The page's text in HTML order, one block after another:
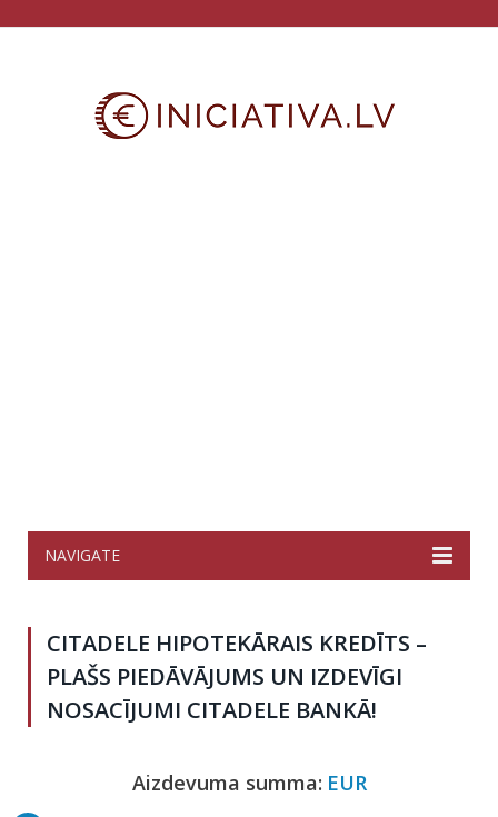
NAVIGATE
CITADELE HIPOTEKĀRAIS KREDĪTS –
PLAŠS PIEDĀVĀJUMS UN IZDEVĪGI
NOSACĪJUMI CITADELE BANKĀ!
Aizdevuma summa: EUR